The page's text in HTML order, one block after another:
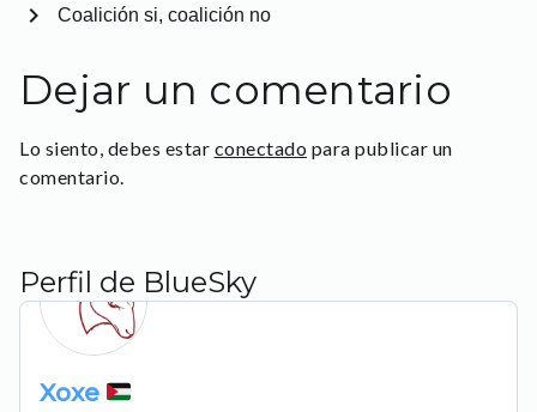
Coalición si, coalición no
chevron_right
Dejar un comentario
Lo siento, debes estar conectado para publicar un
comentario.
Perfil de BlueSky
Xoxe